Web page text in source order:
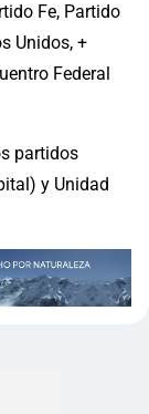
Fe, Partido
Unidos, +
Federal
partidos
y Unidad